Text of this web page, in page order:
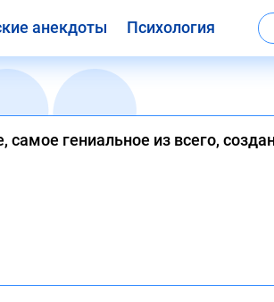
анекдоты Психология
гениальное из всего,